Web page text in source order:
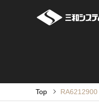
Top RA6212900